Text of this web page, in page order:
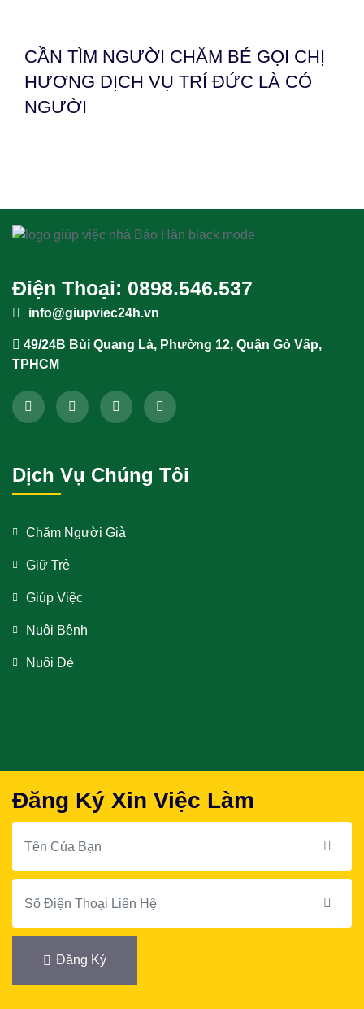
CẦN TÌM NGƯỜI CHĂM BÉ GỌI CHỊ
HƯƠNG DỊCH VỤ TRÍ ĐỨC LÀ CÓ
NGƯỜI
Điện Thoại: 0898.546.537
info@giupviec24h.vn
49/24B Bùi Quang Là, Phường 12, Quận Gò Vấp,
TPHCM
Dịch Vụ Chúng Tôi
Chăm Người Già
Giữ Trẻ
Giúp Việc
Nuôi Bệnh
Nuôi Đẻ
Đăng Ký Xin Việc Làm
Đăng Ký